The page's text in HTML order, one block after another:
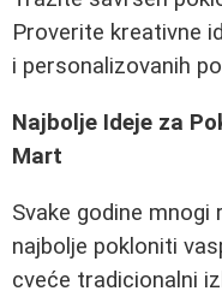
Proverite kreativne
i personalizovanih
Najbolje Ideje za
Mart
Svake godine
najbolje pokloniti
cveće tradicionalni